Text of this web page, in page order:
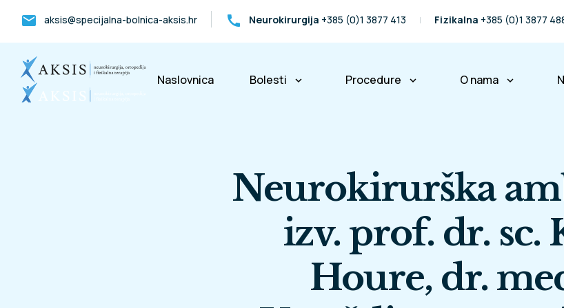
mail aksis@specijalna-bolnica-aksis.hr call Neurokirurgija +385 (0)1 3877 413 Fizikalna +385 (0)1 3877
Naslovnica Bolesti keyboard_arrow_down Procedure keyboard_arrow_down O nama keyboard_arrow_down
Partneri i prijatelji
Osiguravajuće
Poslovne
Neurokirurška
izv. prof. dr. sc.
Houre, dr.